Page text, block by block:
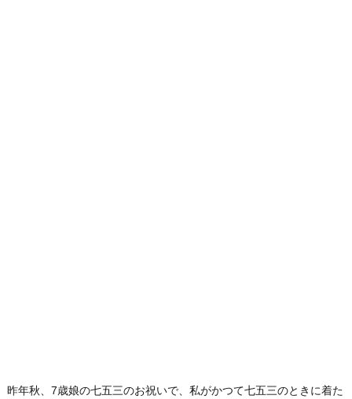
昨年秋、7歳娘の七五三のお祝いで、私がかつて七五三のときに着た